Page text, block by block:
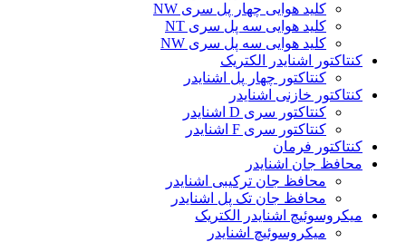
کلید هوایی چهار پل سری NW
کلید هوایی سه پل سری NT
کلید هوایی سه پل سری NW
کنتاکتور اشنایدر الکتریک
کنتاکتور چهار پل اشنایدر
کنتاکتور خازنی اشنایدر
کنتاکتور سری D اشنایدر
کنتاکتور سری F اشنایدر
کنتاکتور فرمان
محافظ جان اشنایدر
محافظ جان ترکیبی اشنایدر
محافظ جان تک پل اشنایدر
میکروسوئیچ اشنایدر الکتریک
میکروسوئیچ اشنایدر